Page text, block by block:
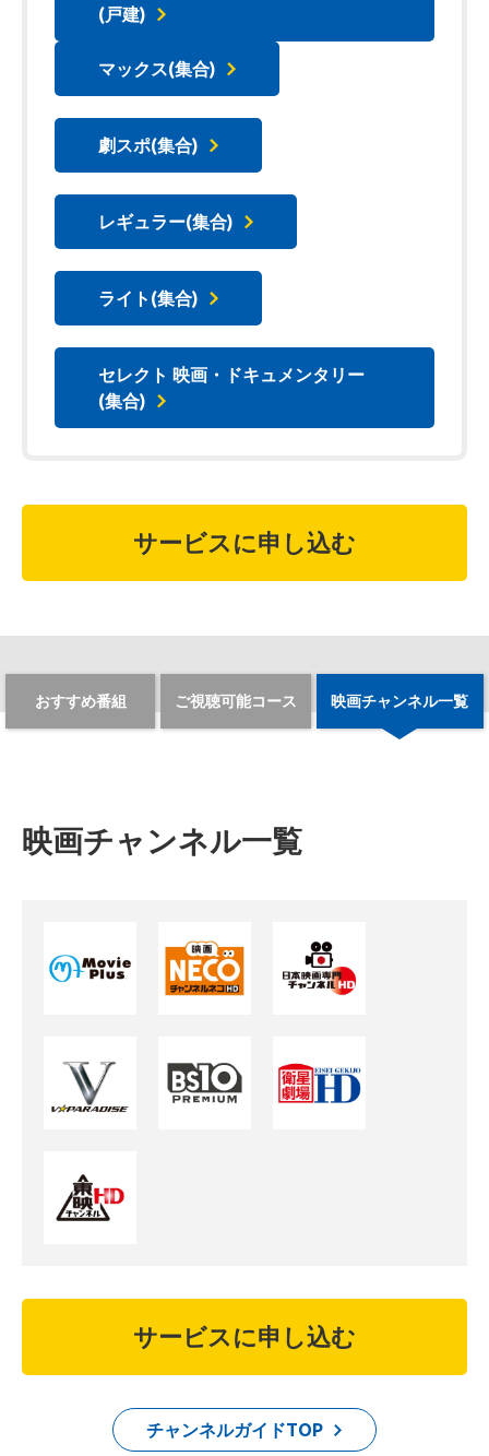
(戸建)
マックス(集合)
劇スポ(集合)
レギュラー(集合)
ライト(集合)
セレクト 映画・ドキュメンタリー
(集合)
サービスに申し込む
おすすめ番組 ご視聴可能コース 映画チャンネル一覧
映画チャンネル一覧
サービスに申し込む
チャンネルガイドTOP